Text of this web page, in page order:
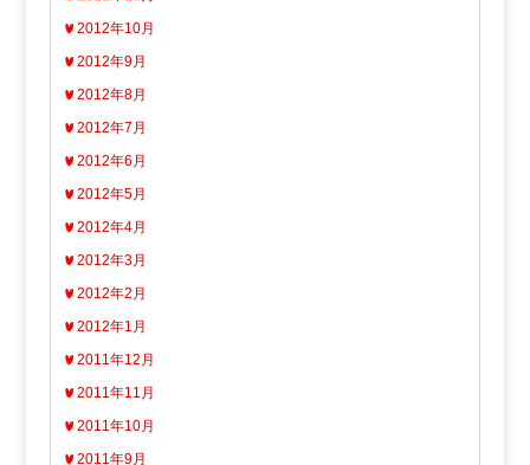
2012年10月
2012年9月
2012年8月
2012年7月
2012年6月
2012年5月
2012年4月
2012年3月
2012年2月
2012年1月
2011年12月
2011年11月
2011年10月
2011年9月